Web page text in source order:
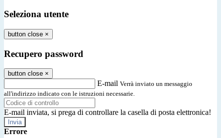
Seleziona utente
button close ×
Recupero password
button close ×
E-mail Verrà inviato un messaggio
all'indirizzo indicato con le istruzioni necessarie.
E-mail inviata, si prega di controllare la casella di posta elettronica!
Errore